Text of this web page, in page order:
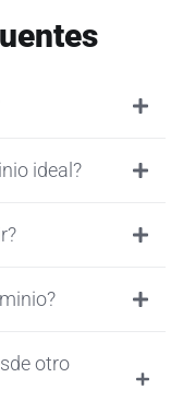
ideal?
otro